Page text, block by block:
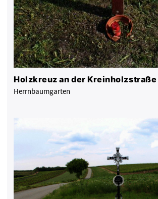
Holzkreuz an der Kreinholzstraße
Herrnbaumgarten